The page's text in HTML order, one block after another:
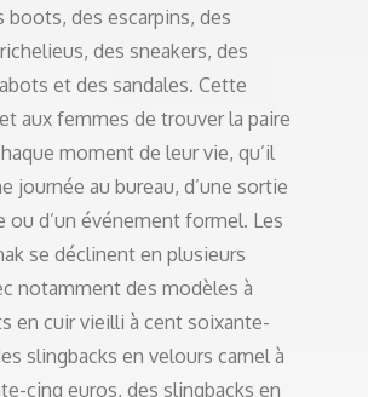
boots, des escarpins, des
des sneakers, des
et des sandales. Cette
aux femmes de trouver la paire
moment de leur vie, qu’il
journée au bureau, d’une sortie
ou d’un événement formel. Les
se déclinent en plusieurs
notamment des modèles à
en cuir vieilli à cent soixante-
slingbacks en velours camel à
cinq euros, des slingbacks en